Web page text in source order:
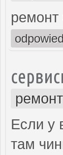
ремонт
Если у
там